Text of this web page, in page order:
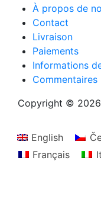
À propos de
Contact
Livraison
Paiements
Informations
Commentaires
Copyright ©
English
Français